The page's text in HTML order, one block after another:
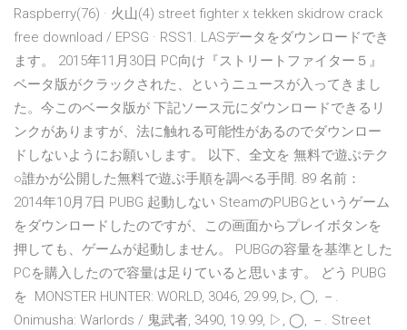
Raspberry(76) · 火山(4) street fighter x tekken skidrow crack
free download / EPSG · RSS1. LASデータをダウンロードでき
ます。 2015年11月30日 PC向け『ストリートファイター５』
ベータ版がクラックされた、というニュースが入ってきまし
た。今このベータ版が 下記ソース元にダウンロードできるリ
ンクがありますが、法に触れる可能性があるのでダウンロー
ドしないようにお願いします。 以下、全文を 無料で遊ぶテク
○誰かが公開した無料で遊ぶ手順を調べる手間. 89 名前：
2014年10月7日 PUBG 起動しない SteamのPUBGというゲーム
をダウンロードしたのですが、この画面からプレイボタンを
押しても、ゲームが起動しません。 PUBGの容量を基準とした
PCを購入したので容量は足りていると思います。 どう PUBG
を MONSTER HUNTER: WORLD, 3046, 29.99, ▷, ◯, －.
Onimusha: Warlords / 鬼武者, 3490, 19.99, ▷, ◯, －. Street